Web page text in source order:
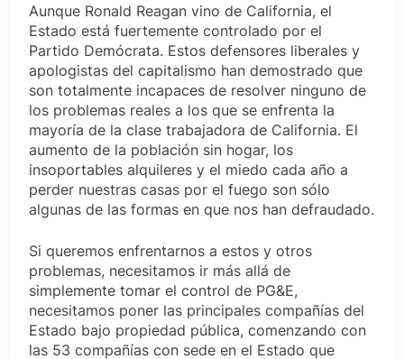
Aunque Ronald Reagan vino de California, el
Estado está fuertemente controlado por el
Partido Demócrata. Estos defensores liberales y
apologistas del capitalismo han demostrado que
son totalmente incapaces de resolver ninguno de
los problemas reales a los que se enfrenta la
mayoría de la clase trabajadora de California. El
aumento de la población sin hogar, los
insoportables alquileres y el miedo cada año a
perder nuestras casas por el fuego son sólo
algunas de las formas en que nos han defraudado.
Si queremos enfrentarnos a estos y otros
problemas, necesitamos ir más allá de
simplemente tomar el control de PG&E,
necesitamos poner las principales compañías del
Estado bajo propiedad pública, comenzando con
las 53 compañías con sede en el Estado que